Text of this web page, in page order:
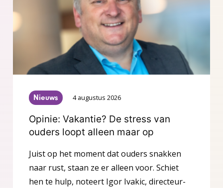
Nieuws 4 augustus 2026
Opinie: Vakantie? De stress van
ouders loopt alleen maar op
Juist op het moment dat ouders snakken
naar rust, staan ze er alleen voor. Schiet
hen te hulp, noteert Igor Ivakic, directeur-